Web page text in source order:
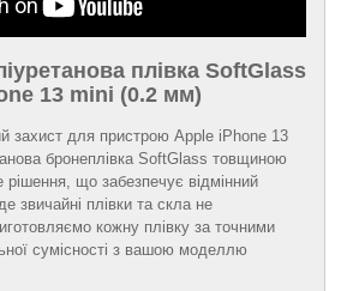
плівка SoftGlass
13 mini (0.2 мм)
захист для пристрою Apple iPhone 13
бронеплівка SoftGlass товщиною
що забезпечує відмінний
звичайні плівки та скла не
кожну плівку за точними
сумісності з вашою моделлю